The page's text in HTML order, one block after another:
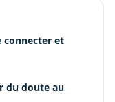
connecter et
du doute au